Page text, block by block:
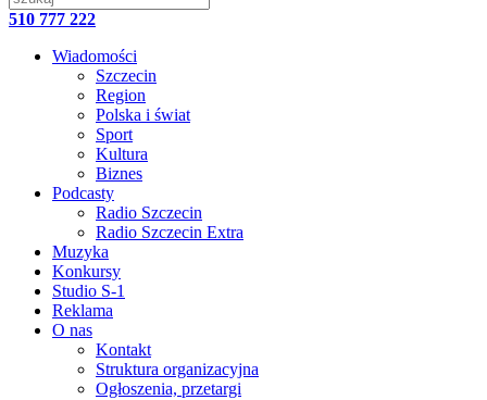
510 777 222
Wiadomości
Szczecin
Region
Polska i świat
Sport
Kultura
Biznes
Podcasty
Radio Szczecin
Radio Szczecin Extra
Muzyka
Konkursy
Studio S-1
Reklama
O nas
Kontakt
Struktura organizacyjna
Ogłoszenia, przetargi